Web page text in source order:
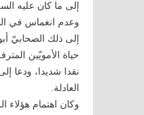
إلى ما كان عليه
وعدم انغماس في
إلى ذلك الصحابيّ
حياة الأمويّين
نقدا شديدا، ودعا
العادلة.
وكان اهتمام هؤلاء